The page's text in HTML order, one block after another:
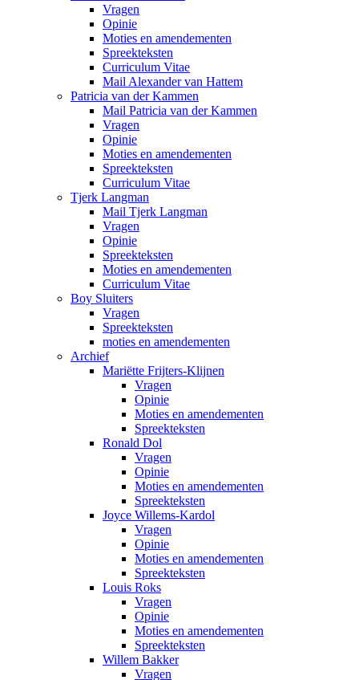
Vragen
Opinie
Moties en amendementen
Spreekteksten
Curriculum Vitae
Mail Alexander van Hattem
Patricia van der Kammen
Mail Patricia van der Kammen
Vragen
Opinie
Moties en amendementen
Spreekteksten
Curriculum Vitae
Tjerk Langman
Mail Tjerk Langman
Vragen
Opinie
Spreekteksten
Moties en amendementen
Curriculum Vitae
Boy Sluiters
Vragen
Spreekteksten
moties en amendementen
Archief
Mariëtte Frijters-Klijnen
Vragen
Opinie
Moties en amendementen
Spreekteksten
Ronald Dol
Vragen
Opinie
Moties en amendementen
Spreekteksten
Joyce Willems-Kardol
Vragen
Opinie
Moties en amendementen
Spreekteksten
Louis Roks
Vragen
Opinie
Moties en amendementen
Spreekteksten
Willem Bakker
Vragen